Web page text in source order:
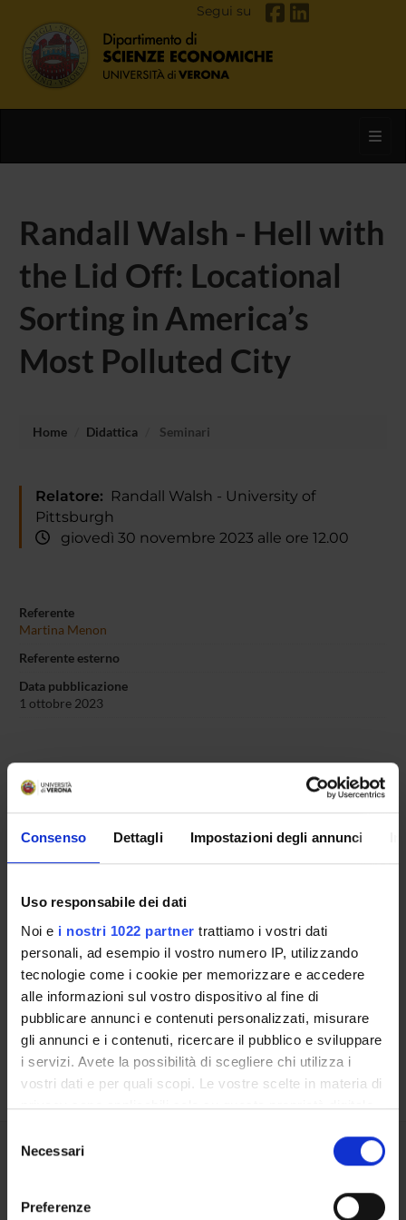
Consenso Dettagli Impostazioni degli annunci
Uso responsabile dei dati
Noi e i nostri 1022 partner trattiamo i vostri dati
personali, ad esempio il vostro numero IP, utilizzando
tecnologie come i cookie per memorizzare e accedere
alle informazioni sul vostro dispositivo al fine di
pubblicare annunci e contenuti personalizzati, misurare
gli annunci e i contenuti, ricercare il pubblico e sviluppare
i servizi. Avete la possibilità di scegliere chi utilizza i
vostri dati e per quali scopi. Le vostre scelte in materia di
privacy sono applicabili solo su questa proprietà digitale
modificare o revocare il proprio consenso in qualsiasi
momento dalla Dichiarazione sui cookie o facendo clic
delNecessari
Preferenze
Segui su
Randall Walsh - Hell with
the Lid Off: Locational
Sorting in America’s
Most Polluted City
Home Didattica Seminari
Relatore: Randall Walsh - University of
Pittsburgh
giovedì 30 novembre 2023 alle ore 12.00
Referente
Martina Menon
Referente esterno
Data pubblicazione
1 ottobre 2023
OFFERTA FORMATIVA
CORSI DI STUDIO
Contatti
Persone
Luoghi
Calendario